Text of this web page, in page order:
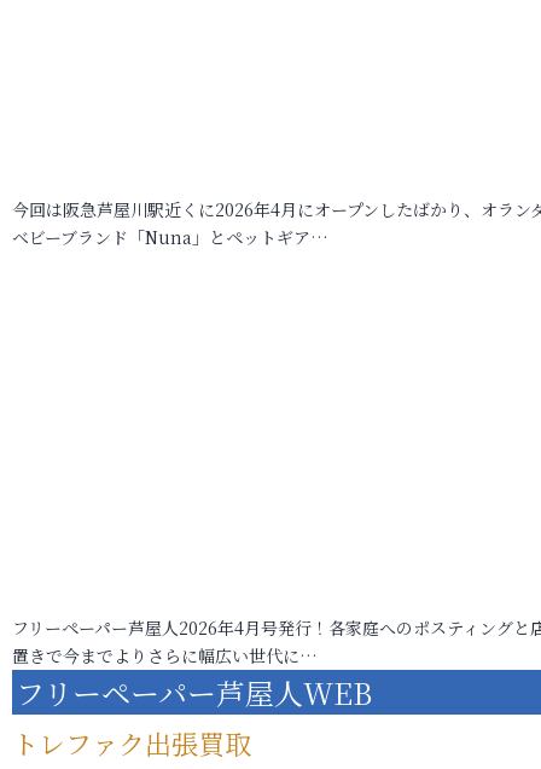
今回は阪急芦屋川駅近くに2026年4月にオープンしたばかり、オラン
ベビーブランド「Nuna」とペットギア…
フリーペーパー芦屋人2026年4月号発行！各家庭へのポスティングと
置きで今までよりさらに幅広い世代に…
フリーペーパー芦屋人WEB
トレファク出張買取